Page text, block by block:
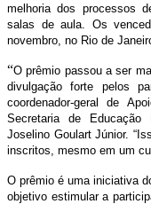
melhoria dos processos
salas de aula. Os
novembro, no Rio de
“O prêmio passou a ser
divulgação forte pelos
coordenador-geral de
Secretaria de
Joselino Goulart Júnior.
inscritos, mesmo em um
O prêmio é uma iniciativa
objetivo estimular a